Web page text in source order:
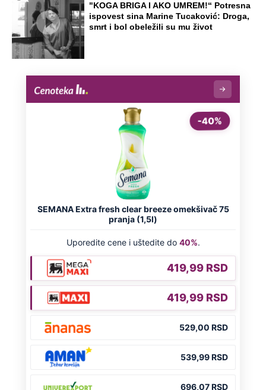
Preporučeno
NA VREME SVE
godine: Organizujte sebi mini odmor od
čak četiri slobodna dana